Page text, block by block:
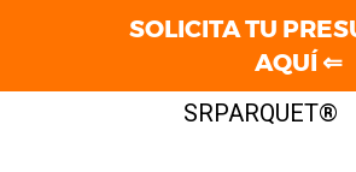
SRPARQUET®
SOLICITA TU
AQUÍ ⇐